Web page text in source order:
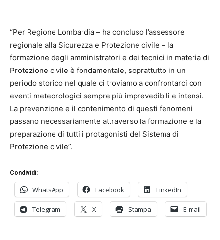
“Per Regione Lombardia – ha concluso l’assessore
regionale alla Sicurezza e Protezione civile – la
formazione degli amministratori e dei tecnici in materia di
Protezione civile è fondamentale, soprattutto in un
periodo storico nel quale ci troviamo a confrontarci con
eventi meteorologici sempre più imprevedibili e intensi.
La prevenzione e il contenimento di questi fenomeni
passano necessariamente attraverso la formazione e la
preparazione di tutti i protagonisti del Sistema di
Protezione civile”.
Condividi:
WhatsApp Facebook LinkedIn
Telegram X Stampa E-mail